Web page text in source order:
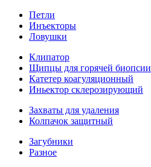
Петли
Инъекторы
Ловушки
Клипатор
Щипцы для горячей биопсии
Катетер коагуляционный
Иньектор склерозирующий
Захваты для удаления
Колпачок защитный
Загубники
Разное